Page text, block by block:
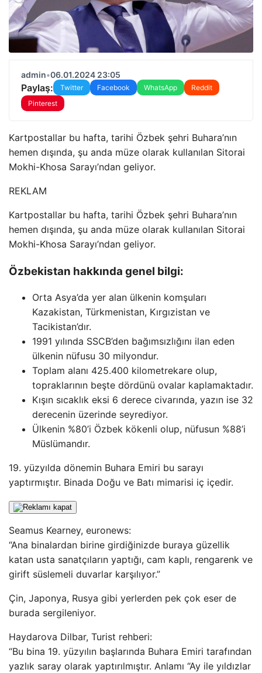
admin•06.01.2024 23:05
Paylaş: Twitter Facebook WhatsApp
Reddit
Pinterest
Kartpostallar bu hafta, tarihi Özbek şehri Buhara’nın
hemen dışında, şu anda müze olarak kullanılan Sitorai
Mokhi-Khosa Sarayı’ndan geliyor.
REKLAM
Kartpostallar bu hafta, tarihi Özbek şehri Buhara’nın
hemen dışında, şu anda müze olarak kullanılan Sitorai
Mokhi-Khosa Sarayı’ndan geliyor.
Özbekistan hakkında genel bilgi:
Orta Asya’da yer alan ülkenin komşuları
Kazakistan, Türkmenistan, Kırgızistan ve
Tacikistan’dır.
1991 yılında SSCB’den bağımsızlığını ilan eden
ülkenin nüfusu 30 milyondur.
Toplam alanı 425.400 kilometrekare olup,
topraklarının beşte dördünü ovalar kaplamaktadır.
Kışın sıcaklık eksi 6 derece civarında, yazın ise 32
derecenin üzerinde seyrediyor.
Ülkenin %80’i Özbek kökenli olup, nüfusun %88’i
Müslümandır.
19. yüzyılda dönemin Buhara Emiri bu sarayı
yaptırmıştır. Binada Doğu ve Batı mimarisi iç içedir.
Seamus Kearney, euronews:
“Ana binalardan birine girdiğinizde buraya güzellik
katan usta sanatçıların yaptığı, cam kaplı, rengarenk ve
girift süslemeli duvarlar karşılıyor.”
Çin, Japonya, Rusya gibi yerlerden pek çok eser de
burada sergileniyor.
Haydarova Dilbar, Turist rehberi:
“Bu bina 19. yüzyılın başlarında Buhara Emiri tarafından
yazlık saray olarak yaptırılmıştır. Anlamı “Ay ile yıldızlar